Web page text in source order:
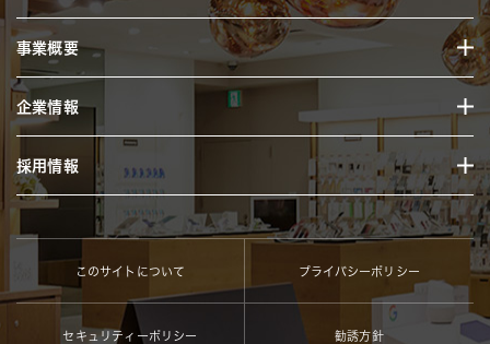
事業概要
企業情報
採用情報
このサイトについて プライバシーポリシー
セキュリティーポリシー 勧誘方針